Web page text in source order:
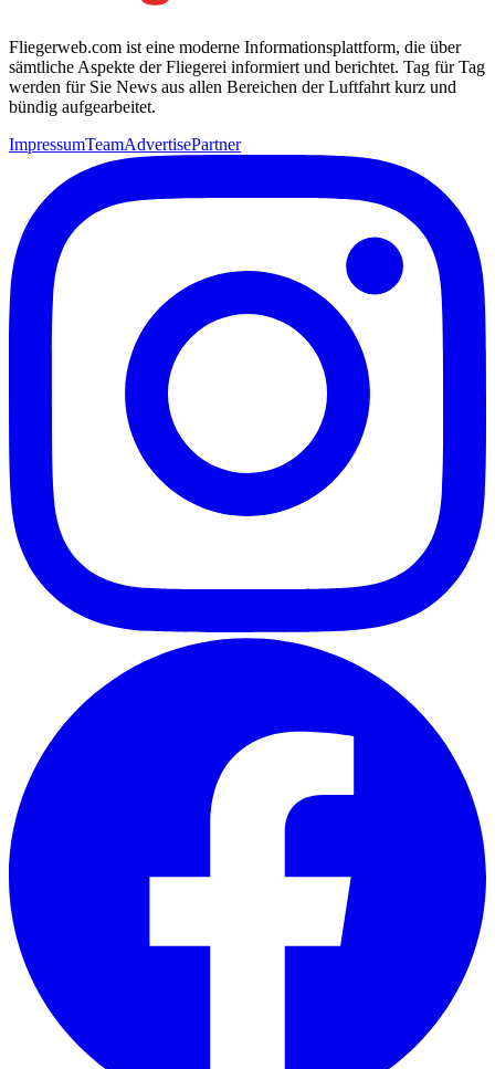
Fliegerweb.com ist eine moderne Informationsplattform, die über
sämtliche Aspekte der Fliegerei informiert und berichtet. Tag für Tag
werden für Sie News aus allen Bereichen der Luftfahrt kurz und
bündig aufgearbeitet.
ImpressumTeamAdvertisePartner